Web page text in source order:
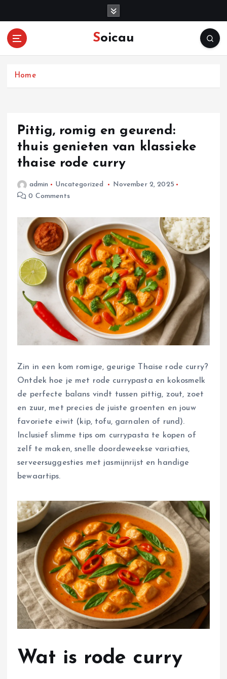
Soicau
Home
Pittig, romig en geurend:
thuis genieten van klassieke
thaise rode curry
admin Uncategorized
November 2, 2025
0 Comments
Zin in een kom romige, geurige Thaise rode curry?
Ontdek hoe je met rode currypasta en kokosmelk
de perfecte balans vindt tussen pittig, zout, zoet
en zuur, met precies de juiste groenten en jouw
favoriete eiwit (kip, tofu, garnalen of rund).
Inclusief slimme tips om currypasta te kopen of
zelf te maken, snelle doordeweekse variaties,
serveersuggesties met jasmijnrijst en handige
bewaartips.
Wat is rode curry